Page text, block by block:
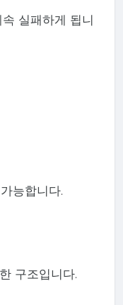
실패하게 됩니
능합니다.
구조입니다.